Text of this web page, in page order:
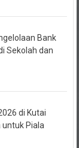
Sekolah dan
untuk Piala